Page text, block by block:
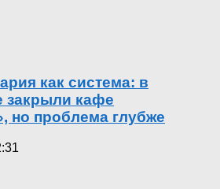
как система: в
закрыли кафе
но проблема глубже